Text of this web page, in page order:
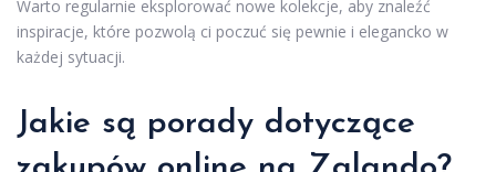
Warto regularnie eksplorować nowe kolekcje, aby znaleźć
inspiracje, które pozwolą ci poczuć się pewnie i elegancko w
każdej sytuacji.
Jakie są porady dotyczące